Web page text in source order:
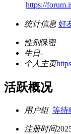
https://
统计信息 好
性别保密
生日-
个人主页
活跃概况
用户组 等待
注册时间